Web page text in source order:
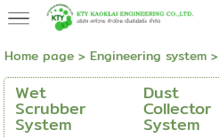
Home page> Engineering system >
Wet
Scrubber
System
Dust
Collector
System